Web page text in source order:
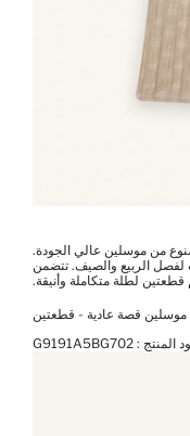
من موسلين عالي الجودة.
الربيع والصيف. تتضمن
لطلة متكاملة وأنيقة.
موسلين قصة عادية - قطعتين
المنتج : G9191A5BG702